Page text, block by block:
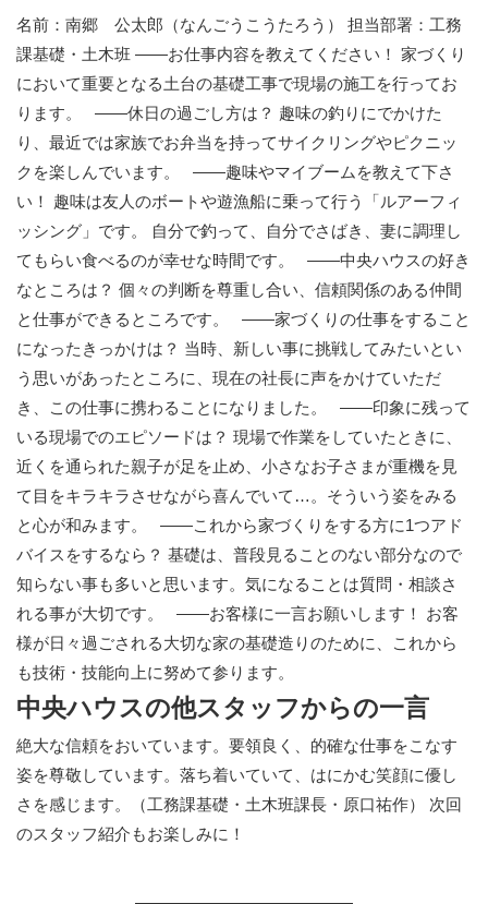
名前：南郷 公太郎（なんごうこうたろう） 担当部署：工務
課基礎・土木班 ——お仕事内容を教えてください！ 家づくり
において重要となる土台の基礎工事で現場の施工を行ってお
ります。 ——休日の過ごし方は？ 趣味の釣りにでかけた
り、最近では家族でお弁当を持ってサイクリングやピクニッ
クを楽しんでいます。 ——趣味やマイブームを教えて下さ
い！ 趣味は友人のボートや遊漁船に乗って行う「ルアーフィ
ッシング」です。 自分で釣って、自分でさばき、妻に調理し
てもらい食べるのが幸せな時間です。 ——中央ハウスの好き
なところは？ 個々の判断を尊重し合い、信頼関係のある仲間
と仕事ができるところです。 ——家づくりの仕事をすること
になったきっかけは？ 当時、新しい事に挑戦してみたいとい
う思いがあったところに、現在の社長に声をかけていただ
き、この仕事に携わることになりました。 ——印象に残って
いる現場でのエピソードは？ 現場で作業をしていたときに、
近くを通られた親子が足を止め、小さなお子さまが重機を見
て目をキラキラさせながら喜んでいて…。そういう姿をみる
と心が和みます。 ——これから家づくりをする方に1つアド
バイスをするなら？ 基礎は、普段見ることのない部分なので
知らない事も多いと思います。気になることは質問・相談さ
れる事が大切です。 ——お客様に一言お願いします！ お客
様が日々過ごされる大切な家の基礎造りのために、これから
も技術・技能向上に努めて参ります。
中央ハウスの他スタッフからの一言
絶大な信頼をおいています。要領良く、的確な仕事をこなす
姿を尊敬しています。落ち着いていて、はにかむ笑顔に優し
さを感じます。（工務課基礎・土木班課長・原口祐作） 次回
のスタッフ紹介もお楽しみに！